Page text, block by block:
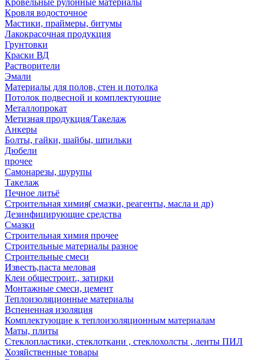
Кровельные рулонные материалы
Кровля водосточное
Мастики, праймеры, битумы
Лакокрасочная продукция
Грунтовки
Краски ВД
Растворители
Эмали
Материалы для полов, стен и потолка
Потолок подвесной и комплектующие
Металлопрокат
Метизная продукция/Такелаж
Анкеры
Болты, гайки, шайбы, шпильки
Дюбели
прочее
Самонарезы, шурупы
Такелаж
Печное литьё
Строительная химия( смазки, реагенты, масла и др)
Дезинфицирующие средства
Смазки
Строительная химия прочее
Строительные материалы разное
Строительные смеси
Известь,паста меловая
Клеи общестроит., затирки
Монтажные смеси, цемент
Теплоизоляционные материалы
Вспененная изоляция
Комплектующие к теплоизоляционным материалам
Маты, плиты
Стеклопластики, стеклоткани , стеклохолсты , ленты ПИЛ
Хозяйственные товары